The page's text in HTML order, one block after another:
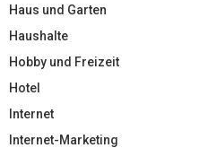
Haus und Garten
Haushalte
Hobby und Freizeit
Hotel
Internet
Internet-Marketing